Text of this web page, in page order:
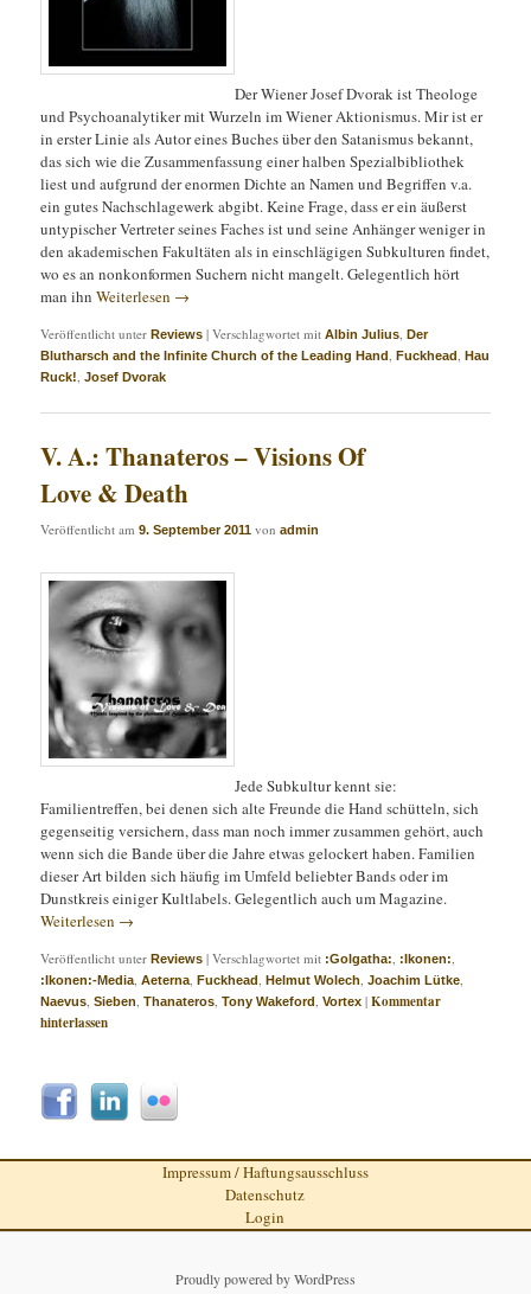
Der Wiener Josef Dvorak ist Theologe
und Psychoanalytiker mit Wurzeln im Wiener Aktionismus. Mir ist er
in erster Linie als Autor eines Buches über den Satanismus bekannt,
das sich wie die Zusammenfassung einer halben Spezialbibliothek
liest und aufgrund der enormen Dichte an Namen und Begriffen v.a.
ein gutes Nachschlagewerk abgibt. Keine Frage, dass er ein äußerst
untypischer Vertreter seines Faches ist und seine Anhänger weniger in
den akademischen Fakultäten als in einschlägigen Subkulturen findet,
wo es an nonkonformen Suchern nicht mangelt. Gelegentlich hört
man ihnWeiterlesen →
Veröffentlicht unter Reviews |Verschlagwortet mit Albin Julius ,Der
Blutharsch and the Infinite Church of the Leading Hand ,Fuckhead ,Hau
Ruck! ,Josef Dvorak
V. A.: Thanateros – Visions Of
Love & Death
Veröffentlicht am9. September 2011 vonadmin
Jede Subkultur kennt sie:
Familientreffen, bei denen sich alte Freunde die Hand schütteln, sich
gegenseitig versichern, dass man noch immer zusammen gehört, auch
wenn sich die Bande über die Jahre etwas gelockert haben. Familien
dieser Art bilden sich häufig im Umfeld beliebter Bands oder im
Dunstkreis einiger Kultlabels. Gelegentlich auch um Magazine.
Weiterlesen →
Veröffentlicht unter Reviews |Verschlagwortet mit :Golgatha: :Ikonen:
:Ikonen:-Media ,Aeterna ,Fuckhead ,Helmut Wolech ,Joachim Lütke
Naevus ,Sieben ,Thanateros ,Tony Wakeford ,Vortex |Kommentar
hinterlassen
Impressum / Haftungsausschluss
Datenschutz
Login
Proudly powered by WordPress